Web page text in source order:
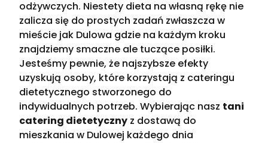
odżywczych. Niestety dieta na własną rękę nie
zalicza się do prostych zadań zwłaszcza w
mieście jak Dulowa gdzie na każdym kroku
znajdziemy smaczne ale tuczące posiłki.
Jesteśmy pewnie, że najszybsze efekty
uzyskują osoby, które korzystają z cateringu
dietetycznego stworzonego do
indywidualnych potrzeb. Wybierając nasz tani
catering dietetyczny z dostawą do
mieszkania w Dulowej każdego dnia